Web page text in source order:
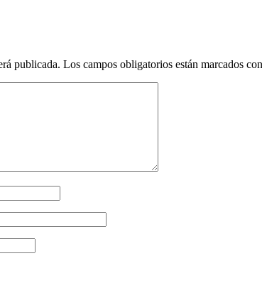
publicada. Los campos obligatorios están marcados con